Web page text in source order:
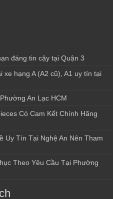
đáng tin cậy tại Quận 3
xe hạng A (A2 cũ), A1 uy tín tại
An Lạc HCM
Có Cam Kết Chính Hãng
Uy Tín Tại Nghệ An Nên Tham
Theo Yêu Cầu Tại Phường